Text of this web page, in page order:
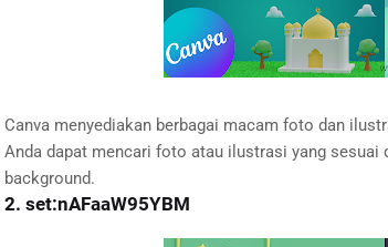
Canva menyediakan berbagai macam foto dan
Anda dapat mencari foto atau ilustrasi yang sesuai
background.
2. set:nAFaaW95YBM